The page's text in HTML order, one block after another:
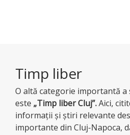
Timp liber
O altă categorie importantă
este „Timp liber Cluj”.Aici,
informaţii şi ştiri relevante
importante din Cluj-Napoca,